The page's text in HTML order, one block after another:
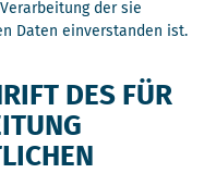
der sie
Daten einverstanden ist.
DES FÜR